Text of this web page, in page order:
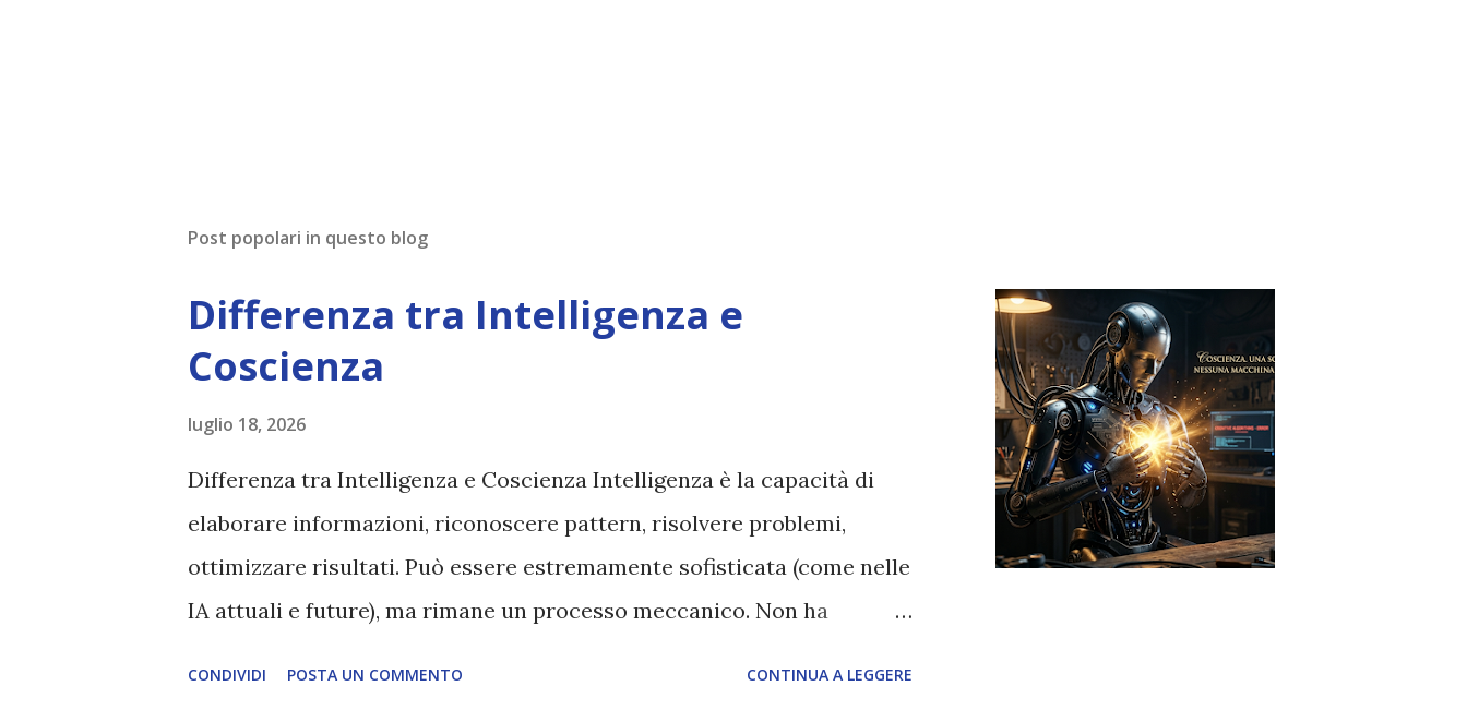
Post popolari in questo blog
Differenza tra Intelligenza e
Coscienza
luglio 18, 2026
Differenza tra Intelligenza e Coscienza Intelligenza è la capacità di
elaborare informazioni, riconoscere pattern, risolvere problemi,
ottimizzare risultati. Può essere estremamente sofisticata (come nelle
IA attuali e future), ma rimane un processo meccanico. Non ha
CONDIVIDI POSTA UN COMMENTO CONTINUA A LEGGERE